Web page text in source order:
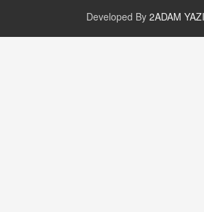
Developed By 2ADAM